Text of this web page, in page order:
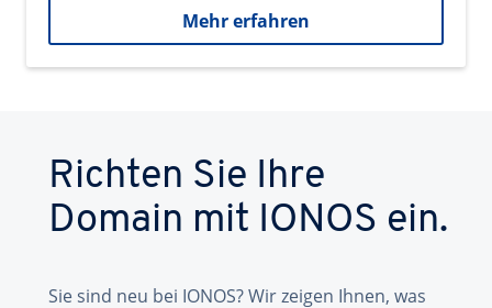
Mehr erfahren
Richten Sie Ihre
Domain mit IONOS ein.
Sie sind neu bei IONOS? Wir zeigen Ihnen, was